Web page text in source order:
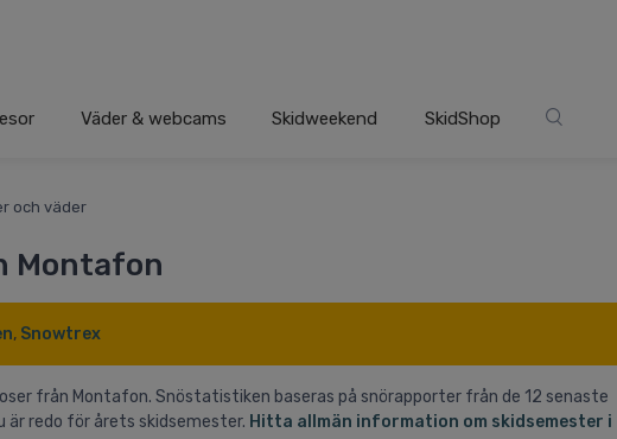
Väder & webcams Skidweekend SkidShop
och väder
Montafon
, Snowtrex
från Montafon. Snöstatistiken baseras på snörapporter från de 12 senaste
är redo för årets skidsemester. Hitta allmän information om skidsemester i